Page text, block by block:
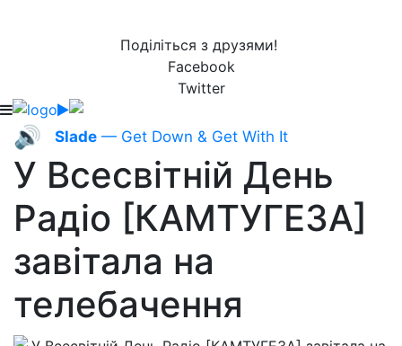
Поділіться з друзями!
Facebook
Twitter
🔊 Slade — Get Down & Get With It
У Всесвітній День
Радіо [КАМТУГЕЗА]
завітала на
телебачення